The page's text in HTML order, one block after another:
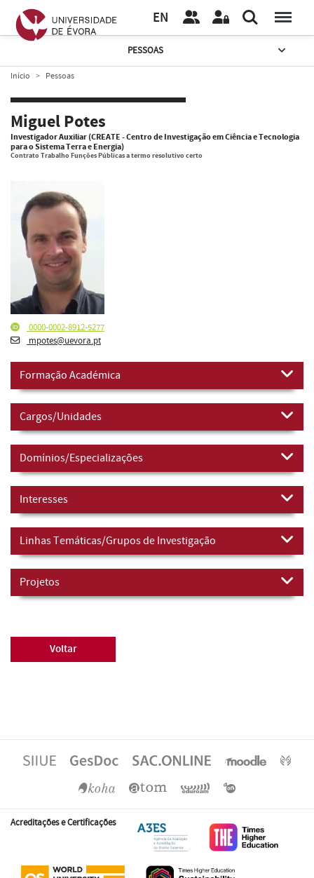
EN
PESSOAS
Início Pessoas
Miguel Potes
Investigador Auxiliar (CREATE - Centro de Investigação em Ciência e Tecnologia
para o Sistema Terra e Energia)
Contrato Trabalho Funções Públicas a termo resolutivo certo
0000-0002-8912-5277
mpotes@uevora.pt
Formação Académica
Cargos/Unidades
Domínios/Especializações
Interesses
Linhas Temáticas/Grupos de Investigação
Projetos
Voltar
Acreditações e Certificações